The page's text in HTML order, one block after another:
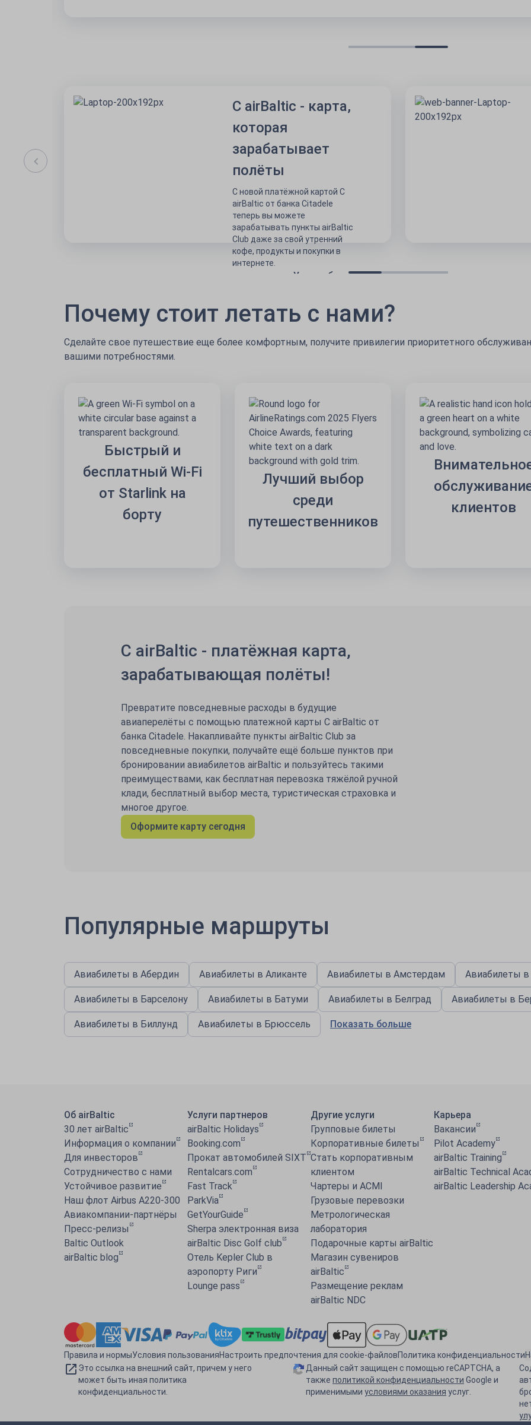
C airBaltic - карта,
которая
зарабатывает
полёты
С новой платёжной картой C
airBaltic от банка Citadele
теперь вы можете
зарабатывать пункты airBaltic
Club даже за свой утренний
кофе, продукты и покупки в
интернете.
Узнать больше
Почему стоит летать с нами?
Сделайте свое путешествие еще более комфортным, получите привилегии приоритетного
вашими потребностями.
Быстрый и
бесплатный Wi-Fi
от Starlink на
борту
Лучший выбор
среди
путешественников
клиентов
C airBaltic - платёжная карта,
зарабатывающая полёты!
Превратите повседневные расходы в будущие
авиаперелёты с помощью платежной карты C airBaltic от
банка Citadele. Накапливайте пункты airBaltic Club за
повседневные покупки, получайте ещё больше пунктов при
бронировании авиабилетов airBaltic и пользуйтесь такими
преимуществами, как бесплатная перевозка тяжёлой ручной
клади, бесплатный выбор места, туристическая страховка и
многое другое.
Оформите карту сегодня
Популярные маршруты
Авиабилеты в Абердин Авиабилеты в Аликанте Авиабилеты в Амстердам Авиабилеты
Авиабилеты в Барселону Авиабилеты в Батуми Авиабилеты в Белград Авиабилеты в
Авиабилеты в Биллунд Авиабилеты в Брюссель Показать больше
Об airBaltic
30 лет airBaltic
Информация o компании
Для инвесторов
Сотрудничество с нами
Устойчивое развитие
Наш флот Airbus A220-300
Авиакомпании-партнёры
Пресс-релизы
Baltic Outlook
airBaltic blog
Услуги партнеров
airBaltic Holidays
Booking.com
Прокат автомобилей SIXT
Rentalcars.com
Fast Track
ParkVia
GetYourGuide
Sherpa электронная виза
airBaltic Disc Golf club
Отель Kepler Club в
аэропорту Риги
Lounge pass
Другие услуги
Групповые билеты
Корпоративные билеты
Стать корпоративным
клиентом
Чартеры и ACMI
Грузовые перевозки
Метрологическая
лаборатория
Подарочные карты airBaltic
Магазин сувениров
airBaltic
Размещение реклам
airBaltic NDC
Карьера
Вакансии
Pilot Academy
airBaltic Training
airBaltic Technical
airBaltic Leadership
Правила и нормыУсловия пользованияНастроить предпочтения для cookie-файловПолитика конфиденциальности
Это ссылка на внешний сайт, причем у него
может быть иная политика
конфиденциальности.
Данный сайт защищен с помощью reCAPTCHA, а
также политикой конфиденциальности Google и
применимыми условиями оказания услуг.